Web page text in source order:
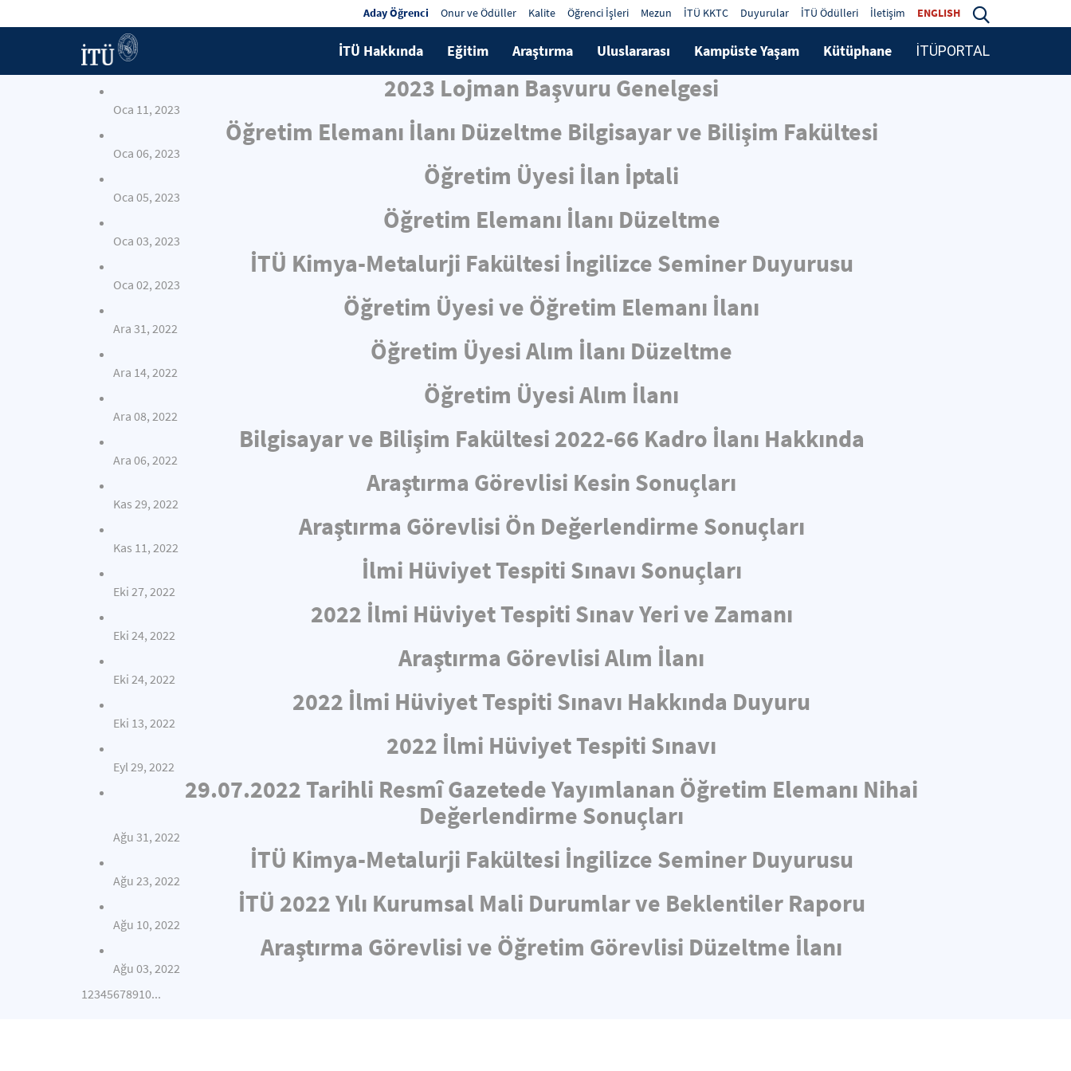
Aday Öğrenci Onur ve Ödüller Kalite Öğrenci İşleri Mezun İTÜ KKTC Duyurular İTÜ Ödülleri İletişim ENGLISH
İTÜ Hakkında Eğitim Araştırma Uluslararası Kampüste Yaşam Kütüphane İTÜPORTAL
2023 Lojman Başvuru Genelgesi
Oca 11, 2023
Öğretim Elemanı İlanı Düzeltme Bilgisayar ve Bilişim Fakültesi
Oca 06, 2023
Öğretim Üyesi İlan İptali
Oca 05, 2023
Öğretim Elemanı İlanı Düzeltme
Oca 03, 2023
İTÜ Kimya-Metalurji Fakültesi İngilizce Seminer Duyurusu
Oca 02, 2023
Öğretim Üyesi ve Öğretim Elemanı İlanı
Ara 31, 2022
Öğretim Üyesi Alım İlanı Düzeltme
Ara 14, 2022
Öğretim Üyesi Alım İlanı
Ara 08, 2022
Bilgisayar ve Bilişim Fakültesi 2022-66 Kadro İlanı Hakkında
Ara 06, 2022
Araştırma Görevlisi Kesin Sonuçları
Kas 29, 2022
Araştırma Görevlisi Ön Değerlendirme Sonuçları
Kas 11, 2022
İlmi Hüviyet Tespiti Sınavı Sonuçları
Eki 27, 2022
2022 İlmi Hüviyet Tespiti Sınav Yeri ve Zamanı
Eki 24, 2022
Araştırma Görevlisi Alım İlanı
Eki 24, 2022
2022 İlmi Hüviyet Tespiti Sınavı Hakkında Duyuru
Eki 13, 2022
2022 İlmi Hüviyet Tespiti Sınavı
Eyl 29, 2022
29.07.2022 Tarihli Resmî Gazetede Yayımlanan Öğretim Elemanı Nihai
Değerlendirme Sonuçları
Ağu 31, 2022
İTÜ Kimya-Metalurji Fakültesi İngilizce Seminer Duyurusu
Ağu 23, 2022
İTÜ 2022 Yılı Kurumsal Mali Durumlar ve Beklentiler Raporu
Ağu 10, 2022
Araştırma Görevlisi ve Öğretim Görevlisi Düzeltme İlanı
Ağu 03, 2022
12345678910...